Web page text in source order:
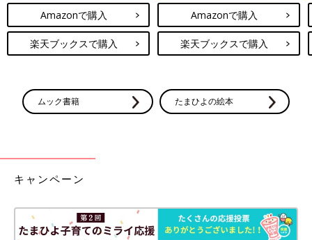
Amazonで購入
楽天ブックスで購入
Amazonで購入
楽天ブックスで購入
ムック書籍 たまひよの絵本
キャンペーン